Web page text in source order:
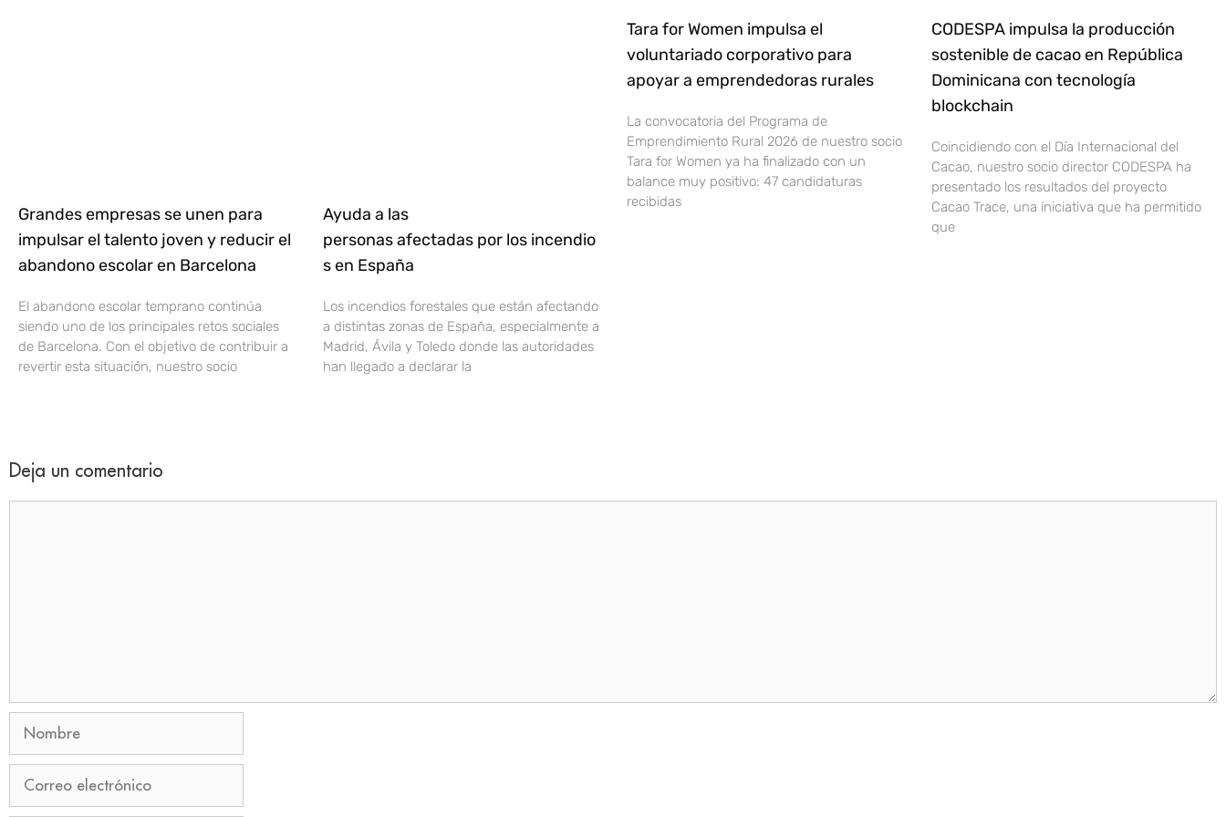
Grandes empresas se unen para
impulsar el talento joven y reducir el
abandono escolar en Barcelona
El abandono escolar temprano continúa
siendo uno de los principales retos sociales
de Barcelona. Con el objetivo de contribuir a
revertir esta situación, nuestro socio
Ayuda a las
personas afectadas por los incendio
s en España
Los incendios forestales que están afectando
a distintas zonas de España, especialmente a
Madrid, Ávila y Toledo donde las autoridades
han llegado a declarar la
Tara for Women impulsa el
voluntariado corporativo para
apoyar a emprendedoras rurales
La convocatoria del Programa de
Emprendimiento Rural 2026 de nuestro socio
Tara for Women ya ha finalizado con un
balance muy positivo: 47 candidaturas
recibidas
CODESPA impulsa la producción
sostenible de cacao en República
Dominicana con tecnología
blockchain
Coincidiendo con el Día Internacional del
Cacao, nuestro socio director CODESPA ha
presentado los resultados del proyecto
Cacao Trace, una iniciativa que ha permitido
que
Deja un comentario